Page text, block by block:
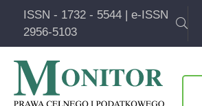
Pomiń
ISSN - 1732 - 5544 | e-ISSN
2956-5103